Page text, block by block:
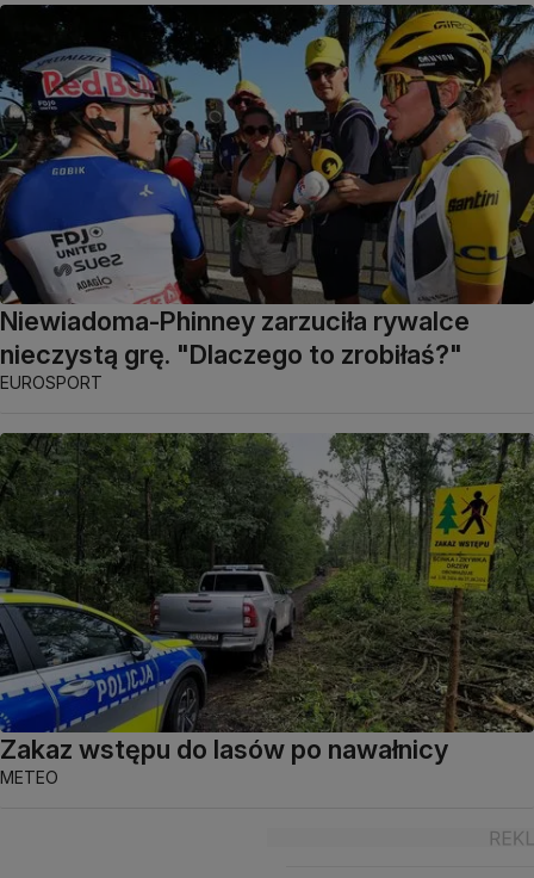
Niewiadoma-Phinney zarzuciła rywalce
nieczystą grę. "Dlaczego to zrobiłaś?"
EUROSPORT
Zakaz wstępu do lasów po nawałnicy
METEO